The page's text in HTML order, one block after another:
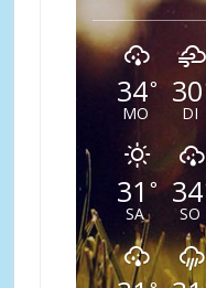
34°
MO
30
DI
31 °
SA
34
SO